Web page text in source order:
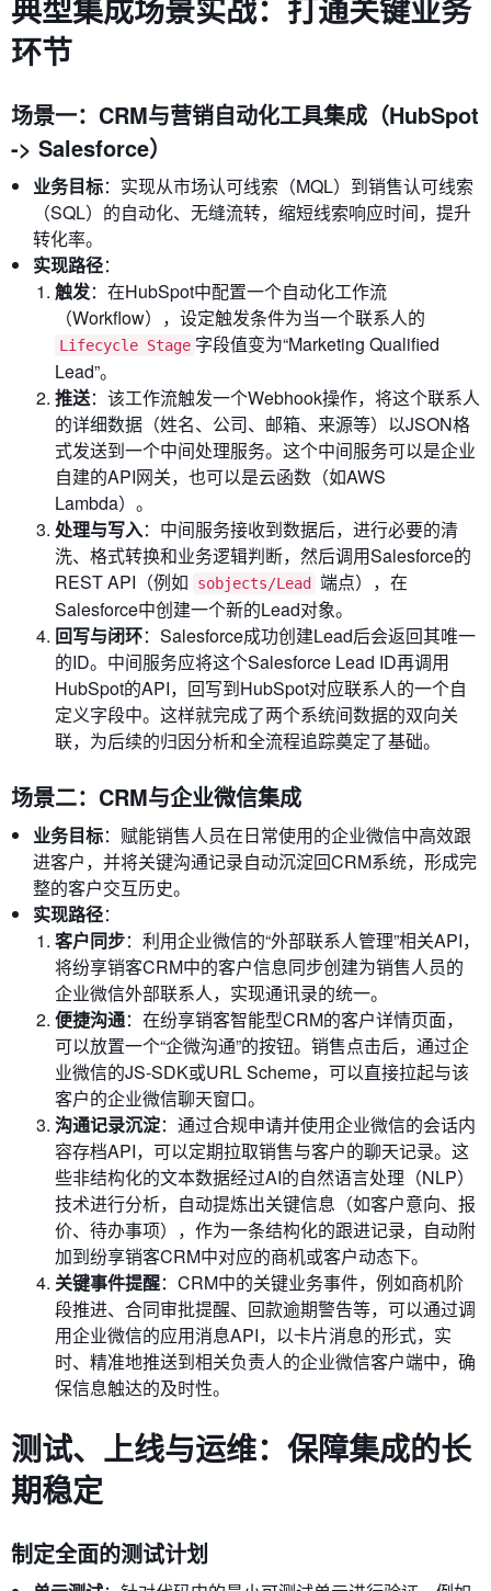
典型集成场景实战：打通关键业务
环节
场景一：CRM与营销自动化工具集成（HubSpot
-> Salesforce）
业务目标：实现从市场认可线索（MQL）到销售认可线索
（SQL）的自动化、无缝流转，缩短线索响应时间，提升
转化率。
实现路径：
触发：在HubSpot中配置一个自动化工作流
（Workflow），设定触发条件为当一个联系人的
Lifecycle Stage 字段值变为“Marketing Qualified
Lead”。
推送：该工作流触发一个Webhook操作，将这个联系人
的详细数据（姓名、公司、邮箱、来源等）以JSON格
式发送到一个中间处理服务。这个中间服务可以是企业
自建的API网关，也可以是云函数（如AWS
Lambda）。
处理与写入：中间服务接收到数据后，进行必要的清
洗、格式转换和业务逻辑判断，然后调用Salesforce的
REST API（例如
sobjects/Lead
端点），在
Salesforce中创建一个新的Lead对象。
回写与闭环：Salesforce成功创建Lead后会返回其唯一
的ID。中间服务应将这个Salesforce Lead ID再调用
HubSpot的API，回写到HubSpot对应联系人的一个自
定义字段中。这样就完成了两个系统间数据的双向关
联，为后续的归因分析和全流程追踪奠定了基础。
场景二：CRM与企业微信集成
业务目标：赋能销售人员在日常使用的企业微信中高效跟
进客户，并将关键沟通记录自动沉淀回CRM系统，形成完
整的客户交互历史。
实现路径：
客户同步：利用企业微信的“外部联系人管理”相关API，
将纷享销客CRM中的客户信息同步创建为销售人员的
企业微信外部联系人，实现通讯录的统一。
便捷沟通：在纷享销客智能型CRM的客户详情页面，
可以放置一个“企微沟通”的按钮。销售点击后，通过企
业微信的JS-SDK或URL Scheme，可以直接拉起与该
客户的企业微信聊天窗口。
沟通记录沉淀：通过合规申请并使用企业微信的会话内
容存档API，可以定期拉取销售与客户的聊天记录。这
些非结构化的文本数据经过AI的自然语言处理（NLP）
技术进行分析，自动提炼出关键信息（如客户意向、报
价、待办事项），作为一条结构化的跟进记录，自动附
加到纷享销客CRM中对应的商机或客户动态下。
关键事件提醒：CRM中的关键业务事件，例如商机阶
段推进、合同审批提醒、回款逾期警告等，可以通过调
用企业微信的应用消息API，以卡片消息的形式，实
时、精准地推送到相关负责人的企业微信客户端中，确
保信息触达的及时性。
测试、上线与运维：保障集成的长
期稳定
制定全面的测试计划